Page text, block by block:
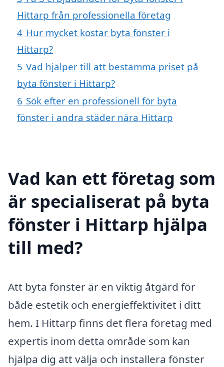
Hittarp från professionella företag
4 Hur mycket kostar byta fönster i
Hittarp?
5 Vad hjälper till att bestämma priset på
byta fönster i Hittarp?
6 Sök efter en professionell för byta
fönster i andra städer nära Hittarp
Vad kan ett företag som
är specialiserat på byta
fönster i Hittarp hjälpa
till med?
Att byta fönster är en viktig åtgärd för
både estetik och energieffektivitet i ditt
hem. I Hittarp finns det flera företag med
expertis inom detta område som kan
hjälpa dig att välja och installera fönster